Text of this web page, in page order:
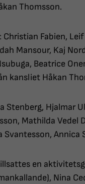
Thomsson.
Fabien,
Mansour, Kaj
Beatrice
kansliet Håkan
Stenberg, Hjalmar
Mathilda Vedel
Svantesson, Annica
en
Nina